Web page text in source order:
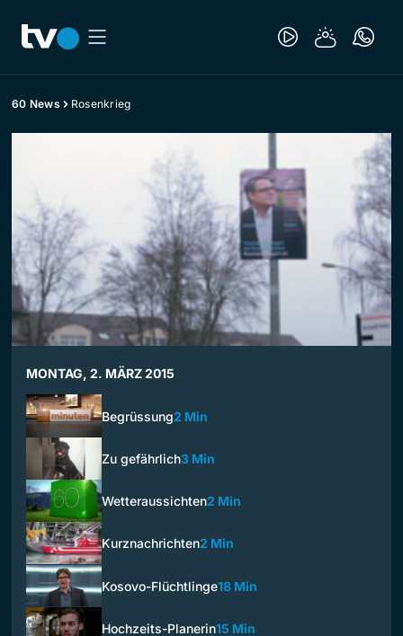
60 News Rosenkrieg
MONTAG, 2. MÄRZ 2015
Begrüssung2 Min
Zu gefährlich3 Min
Wetteraussichten2 Min
Kurznachrichten2 Min
Kosovo-Flüchtlinge18 Min
Hochzeits-Planerin15 Min